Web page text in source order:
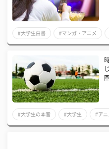
#大学生白書 #マンガ・アニメ
#大学生の本音 #大学生 #アニ